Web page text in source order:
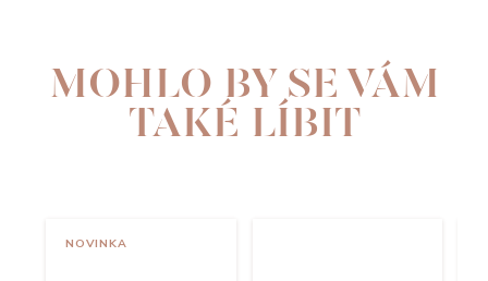
MOHLO BY SE VÁM
TAKÉ LÍBIT
NOVINKA